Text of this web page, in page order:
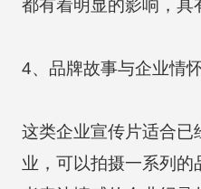
都有着明显的影响，具
4、品牌故事与企业情
这类企业宣传片适合已
业，可以拍摄一系列的